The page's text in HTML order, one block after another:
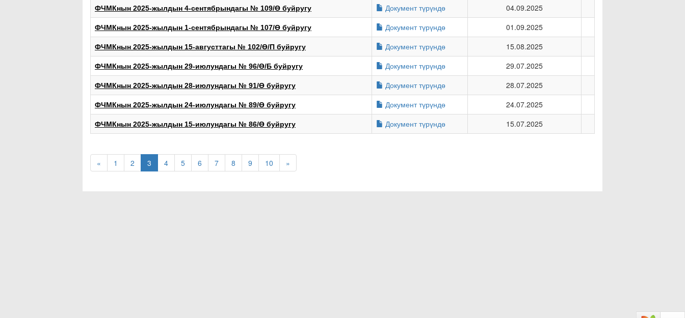
ФЧМКнын 2025-жылдын 4-сентябрындагы № 109/Ө буйругу Документ түрүндө 04.09.2025
ФЧМКнын 2025-жылдын 1-сентябрындагы № 107/Ө буйругу Документ түрүндө 01.09.2025
ФЧМКнын 2025-жылдын 15-августтагы № 102/Ө/П буйругу Документ түрүндө 15.08.2025
ФЧМКнын 2025-жылдын 29-июлундагы № 96/Ө/Б буйругу Документ түрүндө 29.07.2025
ФЧМКнын 2025-жылдын 28-июлундагы № 91/Ө буйругу Документ түрүндө 28.07.2025
ФЧМКнын 2025-жылдын 24-июлундагы № 89/Ө буйругу Документ түрүндө 24.07.2025
ФЧМКнын 2025-жылдын 15-июлундагы № 86/Ө буйругу Документ түрүндө 15.07.2025
« 1 2 3 4 5 6 7 8 9 10 »